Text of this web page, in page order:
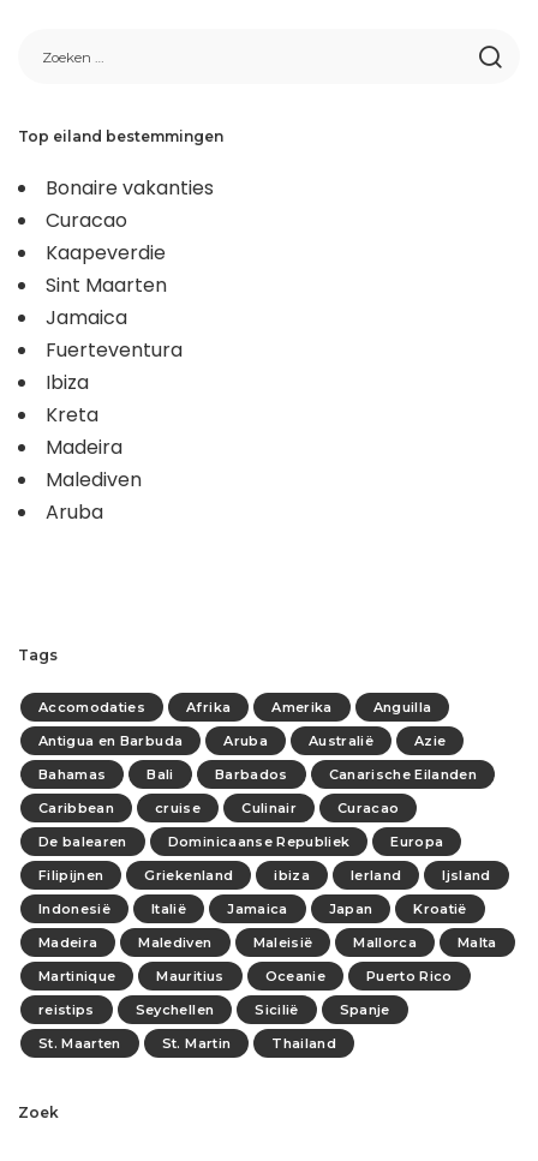
Top eiland bestemmingen
Bonaire vakanties
Curacao
Kaapeverdie
Sint Maarten
Jamaica
Fuerteventura
Ibiza
Kreta
Madeira
Malediven
Aruba
Tags
Accomodaties Afrika Amerika
Anguilla
Antigua en Barbuda
Aruba Australië
Azie
Bahamas
Bali Barbados
Canarische Eilanden
Caribbean
cruise Culinair
Curacao
De balearen
Dominicaanse Republiek
Europa
Filipijnen
Griekenland ibiza Ierland
Ijsland
Indonesië
Italië Jamaica Japan
Kroatië
Madeira
Malediven Maleisië Mallorca
Malta
Martinique
Mauritius Oceanie
Puerto Rico
reistips
Seychellen Sicilië
Spanje
St. Maarten
St. Martin Thailand
Zoek